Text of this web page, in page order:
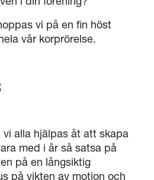
vi på en fin höst
vår korprörelse.
alla hjälpas åt att skapa
med i år så satsa på
på en långsiktig
på vikten av motion och